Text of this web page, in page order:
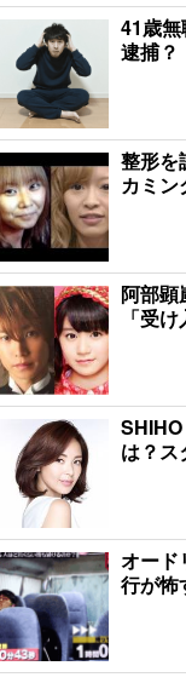
41歳
逮捕？
整形を
カミン
阿部顕
「受
は？ス
オード
行が怖